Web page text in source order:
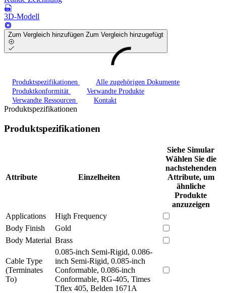
3D-Modell
Zum Vergleich hinzufügen Zum Vergleich hinzugefügt
Produktspezifikationen
Alle zugehörigen Dokumente
Produktkonformität
Verwandte Produkte
Verwandte Ressourcen
Kontakt
Produktspezifikationen
Produktspezifikationen
Attribute Einzelheiten
Siehe Simular
Wählen Sie die
nachstehenden
Attribute, um
ähnliche
Produkte
anzuzeigen
Applications
High Frequency
Body Finish
Gold
Body Material Brass
Cable Type
(Terminates
To)
0.085-inch Semi-Rigid, 0.086-
inch Semi-Rigid, 0.085-inch
Conformable, 0.086-inch
Conformable, RG-405, Times
Tflex 405, Belden 1671A